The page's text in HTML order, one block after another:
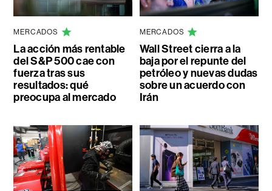
MERCADOS
La acción más rentable
del S&P 500 cae con
fuerza tras sus
resultados: qué
preocupa al mercado
MERCADOS
Wall Street cierra a la
baja por el repunte del
petróleo y nuevas dudas
sobre un acuerdo con
Irán